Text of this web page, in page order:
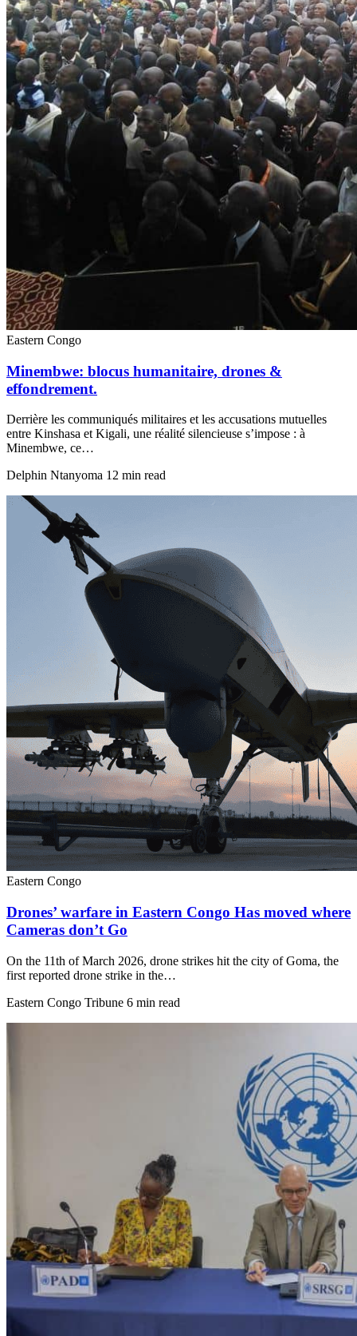
Eastern Congo
Minembwe: blocus humanitaire, drones &
effondrement.
Derrière les communiqués militaires et les accusations mutuelles
entre Kinshasa et Kigali, une réalité silencieuse s’impose : à
Minembwe, ce…
Delphin Ntanyoma 12 min read
Eastern Congo
Drones’ warfare in Eastern Congo Has moved where
Cameras don’t Go
On the 11th of March 2026, drone strikes hit the city of Goma, the
first reported drone strike in the…
Eastern Congo Tribune 6 min read